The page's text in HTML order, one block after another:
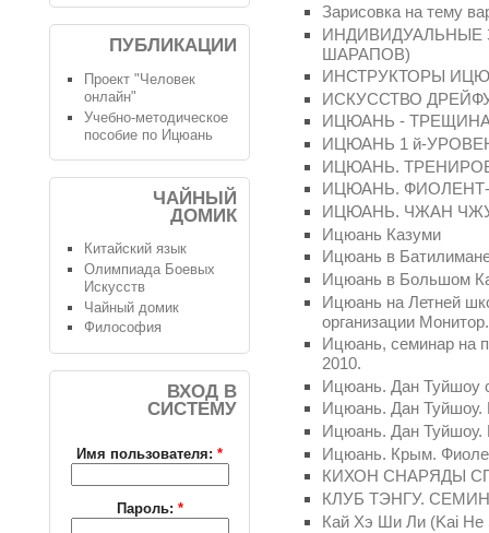
Зарисовка на тему
ИНДИВИДУАЛЬНЫЕ
ШАРАПОВ)
ИНСТРУКТОРЫ
ИСКУССТВО
ИЦЮАНЬ -
ИЦЮАНЬ 1 й-
ИЦЮАНЬ.
ИЦЮАНЬ. ФИОЛЕНТ-
ИЦЮАНЬ. ЧЖАН
Ицюань Казуми
Ицюань в
Ицюань в Большом
Ицюань на Летней
организации Монитор.
Ицюань, семинар на
2010.
Ицюань. Дан Туйшоу
Ицюань. Дан Туйшоу.
Ицюань. Дан Туйшоу.
Ицюань. Крым.
КИХОН СНАРЯДЫ
КЛУБ ТЭНГУ.
Кай Хэ Ши Ли (Kai He
ПУБЛИКАЦИИ
Проект "Человек
онлайн"
Учебно-методическое
пособие по Ицюань
ЧАЙНЫЙ
ДОМИК
Китайский язык
Олимпиада Боевых
Искусств
Чайный домик
Философия
ВХОД В
СИСТЕМУ
Имя пользователя: *
Пароль: *